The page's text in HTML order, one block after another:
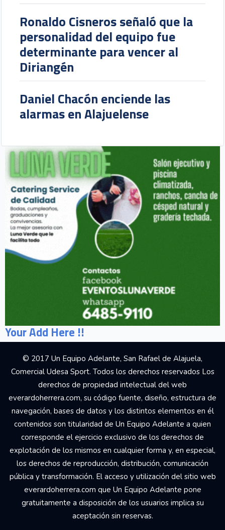
Ronaldo Cisneros señaló que la
personalidad del equipo fue
determinante para vencer al
Diriangén
Daniel Chacón enciende las
alarmas en Alajuelense
Your Add Here !!
© 2017 Un Equipo Adelante, San Rafael de Alajuela,
Comercial Udesa Sport. Todos los derechos reservados Los
derechos de propiedad intelectual del web
everardoherrera.com, su código fuente, diseño, estructura de
navegación, bases de datos y los distintos elementos en él
contenidos son titularidad de Un Equipo Adelante a quien
corresponde el ejercicio exclusivo de los derechos de
explotación de los mismos en cualquier forma y, en especial,
los derechos de reproducción, distribución, comunicación
pública y transformación. El acceso y utilización del sitio web
everardoherrera.com que Un Equipo Adelante pone
gratuitamente a disposición de los usuarios implica su
aceptación sin reservas.